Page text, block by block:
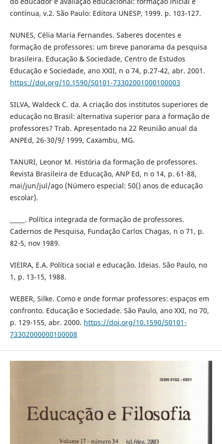
contínua, v.2. São Paulo: Editora UNESP, 1999. p. 103-127.
NUNES, Célia Maria Fernandes. Saberes docentes e
formação de professores: um breve panorama da pesquisa
brasileira. Educação & Sociedade, Centro de Estudos
Educação e Sociedade, ano XXII, n o 74, p.27-42, abr. 2001.
https://doi.org/10.1590/S0101-73302001000100003
SILVA, Waldeck C. da. A criação dos institutos superiores de
educação no Brasil: alternativa superior para a formação de
professores? Trab. Apresentado na 22 Reunião anual da
ANPEd, 26-30/9/ 1999, Caxambu, MG.
TANURI, Leonor M. História da formação de professores.
Revista Brasileira de Educação, ANP Ed, n o 14, p. 61-88,
mai/jun/jul/ago (Número especial: 50() anos de educação
escolar).
_____. Política integrada de formação de professores.
Cadernos de Pesquisa, Fundação Carlos Chagas, n o 71, p.
82-5, nov 1989.
VIEIRA, E.A. Política social e educação. Ideias. São Paulo, no
1, p. 13-15, 1988.
WEBER, Silke. Como e onde formar professores: espaços em
confronto. Educação e Sociedade. São Paulo, ano XXI, no 70,
p. 129-155, abr. 2000. https://doi.org/10.1590/S0101-
73302000000100008